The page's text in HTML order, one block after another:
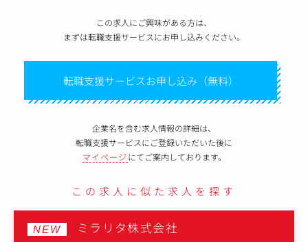
この求人にご興味がある方は、
まずは転職支援サービスにお申し込みください。
転職支援サービスお申し込み（無料）
企業名を含む求人情報の詳細は、
転職支援サービスにご登録いただいた後に
マイページ にてご案内しております。
この求人に似た求人を探す
NEW ミラリタ株式会社